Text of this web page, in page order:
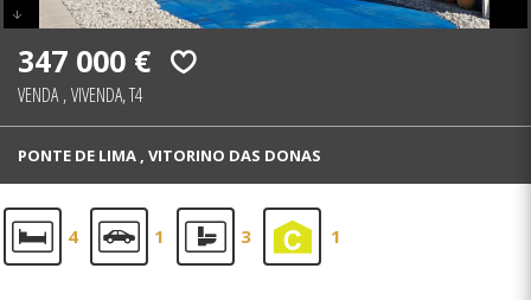
347 000 €
VENDA ,VIVENDA, T4
PONTE DE LIMA , VITORINO DAS DONAS
4 1 3 1